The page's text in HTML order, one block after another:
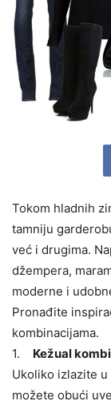
Tokom hladnih
tamniju
već i drugima.
džempera,
moderne i
Pronađite
kombinacijama.
1. Kežual
Ukoliko izlazite
možete obući